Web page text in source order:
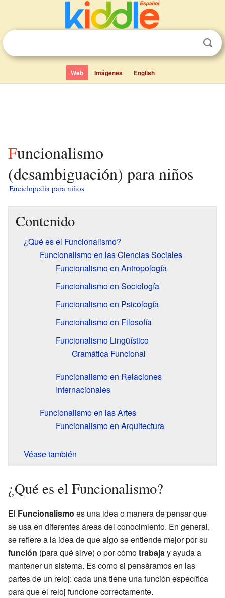
Web Imágenes English
Funcionalismo
(desambiguación) para niños
Enciclopedia para niños
Contenido
¿Qué es el Funcionalismo?
Funcionalismo en las Ciencias Sociales
Funcionalismo en Antropología
Funcionalismo en Sociología
Funcionalismo en Psicología
Funcionalismo en Filosofía
Funcionalismo Lingüístico
Gramática Funcional
Funcionalismo en Relaciones
Internacionales
Funcionalismo en las Artes
Funcionalismo en Arquitectura
Véase también
¿Qué es el Funcionalismo?
El Funcionalismo es una idea o manera de pensar que
se usa en diferentes áreas del conocimiento. En general,
se refiere a la idea de que algo se entiende mejor por su
función (para qué sirve) o por cómotrabajay ayuda a
mantener un sistema. Es como si pensáramos en las
partes de un reloj: cada una tiene una función específica
para que el reloj funcione correctamente.